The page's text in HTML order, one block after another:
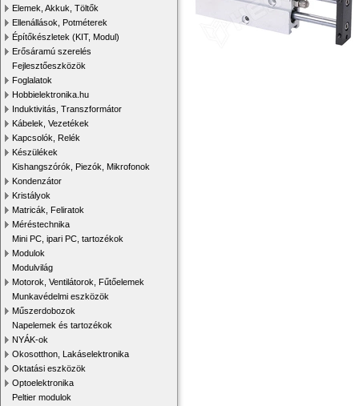
Elemek, Akkuk, Töltők
Ellenállások, Potméterek
Építőkészletek (KIT, Modul)
Erősáramú szerelés
Fejlesztőeszközök
Foglalatok
Hobbielektronika.hu
Induktivitás, Transzformátor
Kábelek, Vezetékek
Kapcsolók, Relék
Készülékek
Kishangszórók, Piezók, Mikrofonok
Kondenzátor
Kristályok
Matricák, Feliratok
Méréstechnika
Mini PC, ipari PC, tartozékok
Modulok
Modulvilág
Motorok, Ventilátorok, Fűtőelemek
Munkavédelmi eszközök
Műszerdobozok
Napelemek és tartozékok
NYÁK-ok
Okosotthon, Lakáselektronika
Oktatási eszközök
Optoelektronika
Peltier modulok